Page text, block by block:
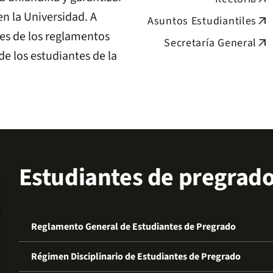
la Universidad. A
de los reglamentos
los estudiantes de la
Asuntos Estudiantiles arrow_outward
Secretaría General arrow_outward
Estudiantes de
Reglamento General de Estudiantes de Pregrado
Régimen Disciplinario de Estudiantes de Pregrado